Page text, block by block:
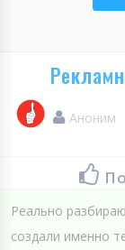
Аноним
Реально
создали именно